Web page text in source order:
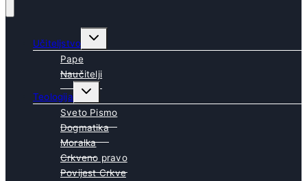
Učiteljstvo
Toggle
child
Pape
Naučitelji
Teologija
Toggle
child
menu
Sveto Pismo
Dogmatika
Moralka
Crkveno pravo
Povijest Crkve